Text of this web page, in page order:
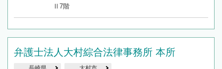
Ⅱ7階
弁護士法人大村綜合法律事務所 本所